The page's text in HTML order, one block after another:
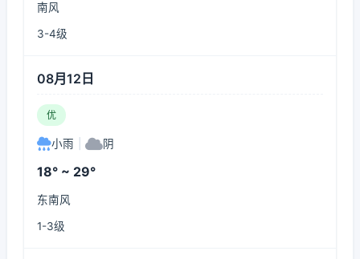
南风
3-4级
08月12日
优
小雨 阴
18° ~ 29°
东南风
1-3级